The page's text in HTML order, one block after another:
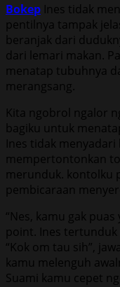
Bokep Ines tidak
pentilnya tampak
beranjak dari
dari lemari makan.
menatap tubuhnya
merangsang.
Kita ngobrol ngalor
bagiku untuk
Ines tidak
mempertontonkan
merunduk. kontolku
pembicaraan
“Nes, kamu gak
point. Ines
“Kok om tau sih”,
kamu melenguh
Suami kamu cepet